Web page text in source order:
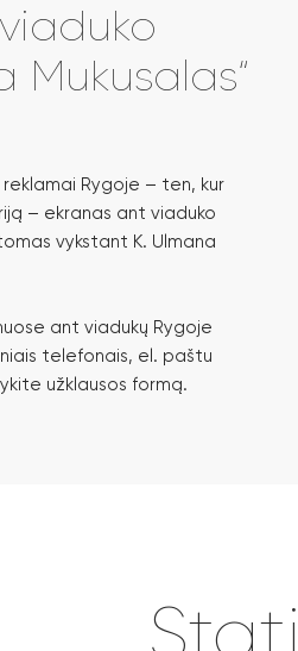
Mukusalas“
Rygoje – ten, kur
– ekranas ant viaduko
vykstant K. Ulmana
ant viadukų Rygoje
telefonais, el. paštu
užklausos formą.